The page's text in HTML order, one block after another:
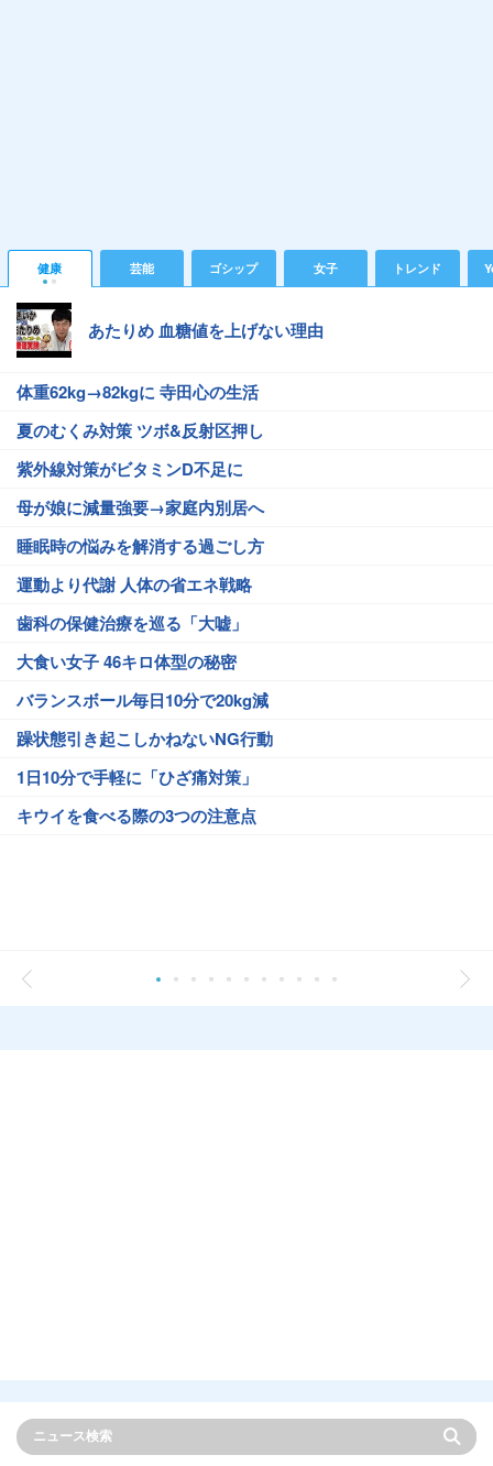
健康 芸能 ゴシップ 女子 トレンド
あたりめ 血糖値を上げない理由
体重62kg→82kgに 寺田心の生活
夏のむくみ対策 ツボ&反射区押し
紫外線対策がビタミンD不足に
母が娘に減量強要→家庭内別居へ
睡眠時の悩みを解消する過ごし方
運動より代謝 人体の省エネ戦略
歯科の保健治療を巡る「大嘘」
大食い女子 46キロ体型の秘密
バランスボール毎日10分で20kg減
躁状態引き起こしかねないNG行動
1日10分で手軽に「ひざ痛対策」
キウイを食べる際の3つの注意点